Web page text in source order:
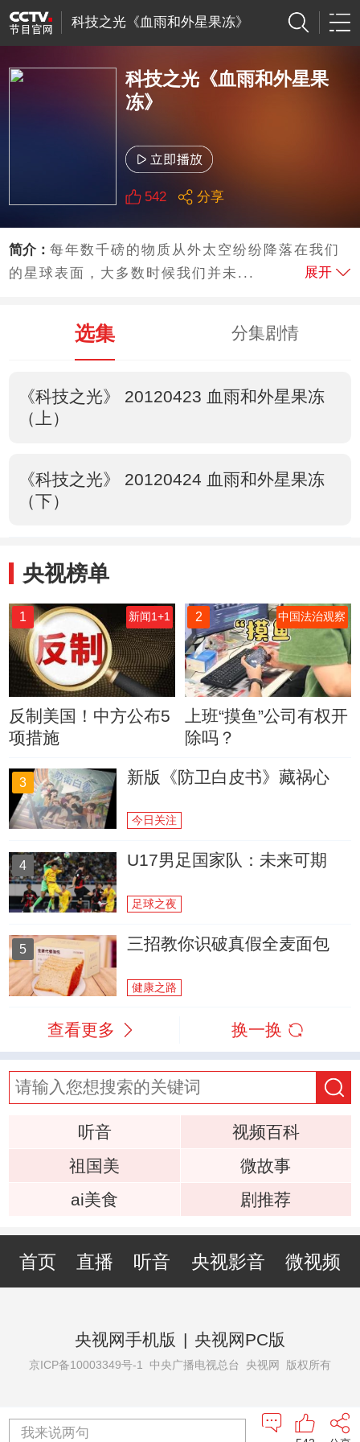
科技之光《血雨和外星果冻》
科技之光《血雨和外星果
冻》
542 分享
简介：每年数千磅的物质从外太空纷纷降落在我们
的星球表面，大多数时候我们并未...
展开
选集 分集剧情
《科技之光》 20120423 血雨和外星果冻
（上）
《科技之光》 20120424 血雨和外星果冻
（下）
央视榜单
1 新闻1+1
反制美国！中方公布5
项措施
2 中国法治观察
上班“摸鱼”公司有权开
除吗？
3 新版《防卫白皮书》藏祸心
今日关注
4 U17男足国家队：未来可期
足球之夜
5 三招教你识破真假全麦面包
健康之路
查看更多 换一换
听音
视频百科
祖国美
微故事
ai美食
剧推荐
首页 直播 听音 央视影音 微视频
央视网手机版 | 央视网PC版
京ICP备10003349号-1 中央广播电视总台 央视网 版权所有
我来说两句